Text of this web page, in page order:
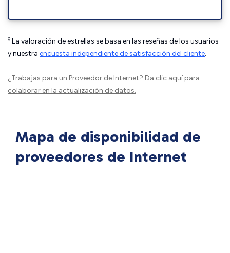
◊ La valoración de estrellas se basa en las reseñas de los usuarios
y nuestra encuesta independiente de satisfacción del cliente.
¿Trabajas para un Proveedor de Internet? Da clic aquípara
colaborar en la actualización de datos.
Mapa de disponibilidad de
proveedores de Internet